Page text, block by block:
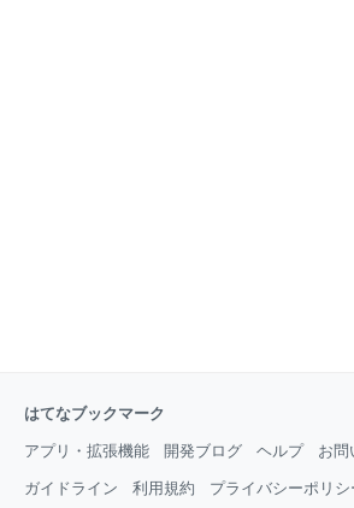
はてなブックマーク
アプリ・拡張機能 開発ブログ ヘルプ お問
ガイドライン 利用規約 プライバシーポリシ